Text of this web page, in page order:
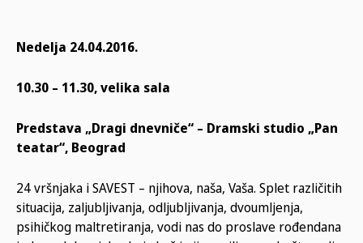
Nedelja 24.04.2016.
10.30 – 11.30, velika sala
Predstava „Dragi dnevniče“ – Dramski studio „Pan
teatar“, Beograd
24 vršnjaka i SAVEST – njihova, naša, Vaša. Splet različitih
situacija, zaljubljivanja, odljubljivanja, dvoumljenja,
psihičkog maltretiranja, vodi nas do proslave rođendana